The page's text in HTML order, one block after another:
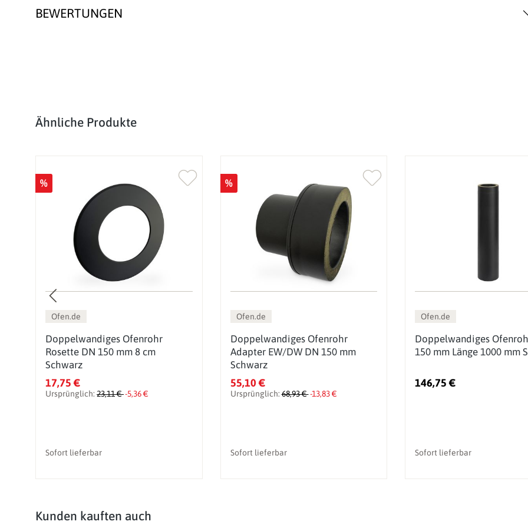
BEWERTUNGEN
Produktgalerie überspringen
Ähnliche Produkte
%
Ofen.de
Doppelwandiges Ofenrohr
Rosette DN 150 mm 8 cm
Schwarz
17,75 €
Ursprünglich: 23,11 €-5,36 €
Sofort lieferbar
%
Ofen.de
Doppelwandiges Ofenrohr
Adapter EW/DW DN 150 mm
Schwarz
55,10 €
Ursprünglich:68,93 €-13,83 €
Sofort lieferbar
Ofen.de
Doppelwandiges
150 mm Länge 1000 mm
146,75 €
Sofort lieferbar
Produktgalerie überspringen
Kunden kauften auch